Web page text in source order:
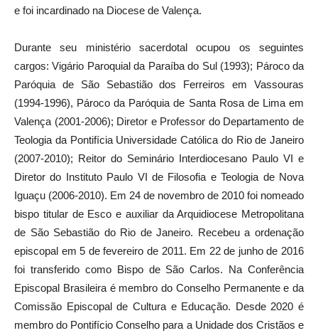
e foi incardinado na Diocese de Valença.
Durante seu ministério sacerdotal ocupou os seguintes
cargos: Vigário Paroquial da Paraíba do Sul (1993); Pároco da
Paróquia de São Sebastião dos Ferreiros em Vassouras
(1994-1996), Pároco da Paróquia de Santa Rosa de Lima em
Valença (2001-2006); Diretor e Professor do Departamento de
Teologia da Pontifícia Universidade Católica do Rio de Janeiro
(2007-2010); Reitor do Seminário Interdiocesano Paulo VI e
Diretor do Instituto Paulo VI de Filosofia e Teologia de Nova
Iguaçu (2006-2010). Em 24 de novembro de 2010 foi nomeado
bispo titular de Esco e auxiliar da Arquidiocese Metropolitana
de São Sebastião do Rio de Janeiro. Recebeu a ordenação
episcopal em 5 de fevereiro de 2011. Em 22 de junho de 2016
foi transferido como Bispo de São Carlos. Na Conferência
Episcopal Brasileira é membro do Conselho Permanente e da
Comissão Episcopal de Cultura e Educação. Desde 2020 é
membro do Pontifício Conselho para a Unidade dos Cristãos e